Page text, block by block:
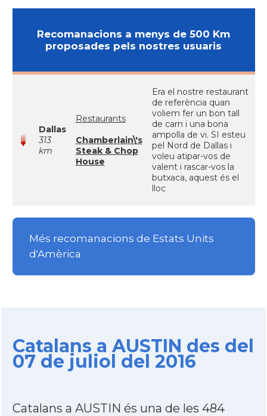
Recomanacions a menys de 500 Km
proposades pels nostres usuaris
Dallas
313
km
Restaurants
Chamberlain\'s
Steak & Chop
House
Era el nostre restaurant
de referència quan
voliem fer un bon tall
de carn i una bona
ampolla de vi. SI esteu
pel Nord de Dallas i
voleu atipar-vos de
valent i rascar-vos la
butxaca, aquest és el
lloc
Més recomanacions de Estats Units
d'Amèrica
Catalans a AUSTIN des del
07 de juliol del 2016
Catalans a AUSTIN és una de les 484